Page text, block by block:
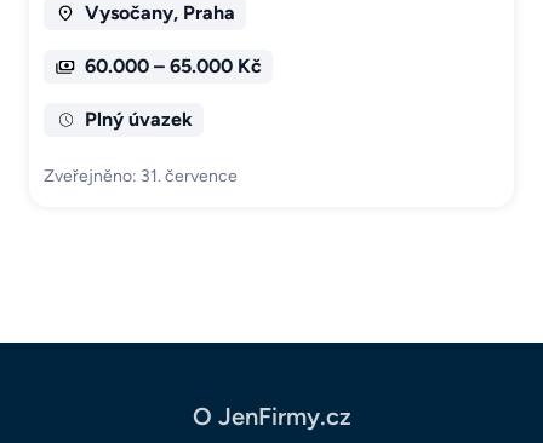
Vysočany, Praha
60.000 – 65.000 Kč
Plný úvazek
Zveřejněno: 31. července
O JenFirmy.cz